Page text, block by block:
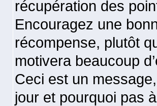
récupération des
Encouragez une
récompense, plutôt
motivera beaucoup
Ceci est un
jour et pourquoi pas